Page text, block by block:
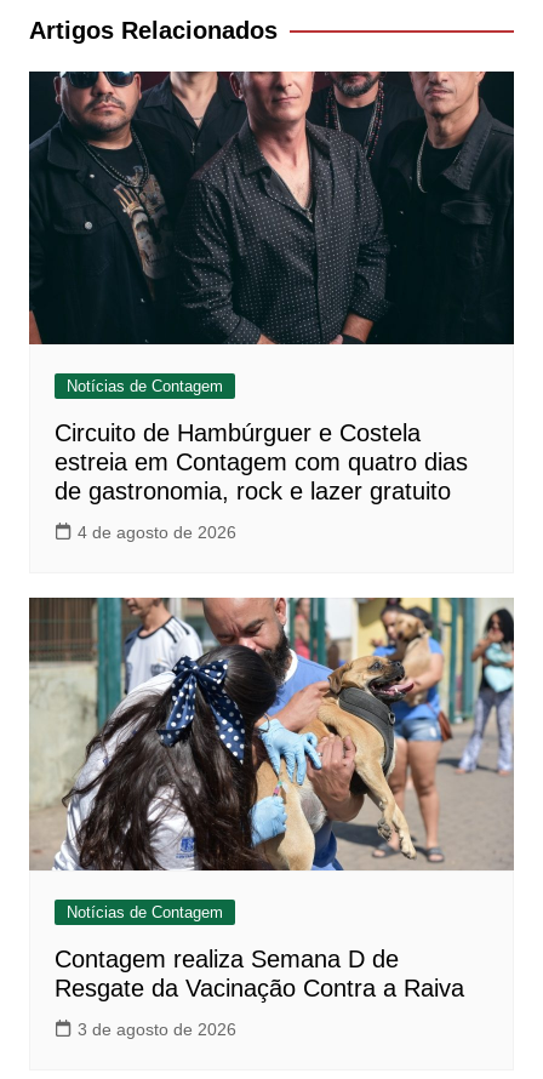
Post
Artigos Relacionados
Notícias de Contagem
Circuito de Hambúrguer e Costela
estreia em Contagem com quatro dias
de gastronomia, rock e lazer gratuito
4 de agosto de 2026
Notícias de Contagem
Contagem realiza Semana D de
Resgate da Vacinação Contra a Raiva
3 de agosto de 2026